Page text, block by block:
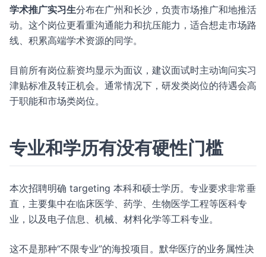
学术推广实习生分布在广州和长沙，负责市场推广和地推活
动。这个岗位更看重沟通能力和抗压能力，适合想走市场路
线、积累高端学术资源的同学。
目前所有岗位薪资均显示为面议，建议面试时主动询问实习
津贴标准及转正机会。通常情况下，研发类岗位的待遇会高
于职能和市场类岗位。
专业和学历有没有硬性门槛
本次招聘明确 targeting 本科和硕士学历。专业要求非常垂
直，主要集中在临床医学、药学、生物医学工程等医科专
业，以及电子信息、机械、材料化学等工科专业。
这不是那种“不限专业”的海投项目。默华医疗的业务属性决